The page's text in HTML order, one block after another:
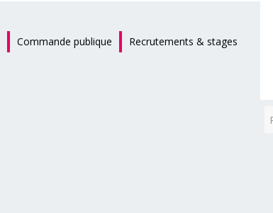
Commande publique Recrutements & stages